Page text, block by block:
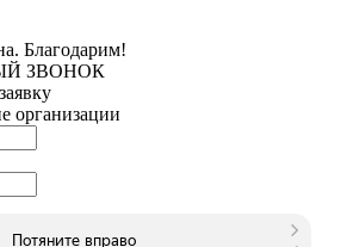
Благодарим!
ЗВОНОК
организации